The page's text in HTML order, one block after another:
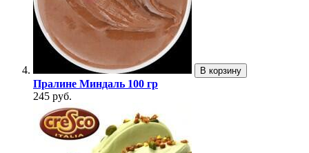
В корзину
Пралине Миндаль 100 гр
245 руб.